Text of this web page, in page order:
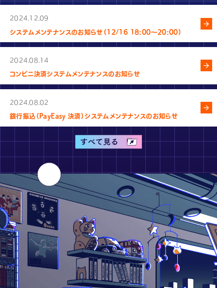
2024.12.09
システムメンテナンスのお知らせ（12/16 18:00～20:00）
2024.08.14
コンビニ決済システムメンテナンスのお知らせ
2024.08.02
銀行振込（PayEasy 決済）システムメンテナンスのお知らせ